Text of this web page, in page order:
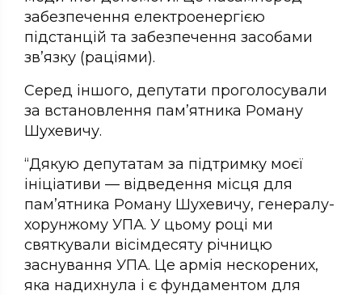
забезпечення електроенергією
підстанцій та забезпечення засобами
зв’язку (раціями).
Серед іншого, депутати проголосували
за встановлення пам’ятника Роману
Шухевичу.
“Дякую депутатам за підтримку моєї
ініціативи — відведення місця для
пам’ятника Роману Шухевичу, генералу-
хорунжому УПА. У цьому році ми
святкували вісімдесяту річницю
заснування УПА. Це армія нескорених,
яка надихнула і є фундаментом для